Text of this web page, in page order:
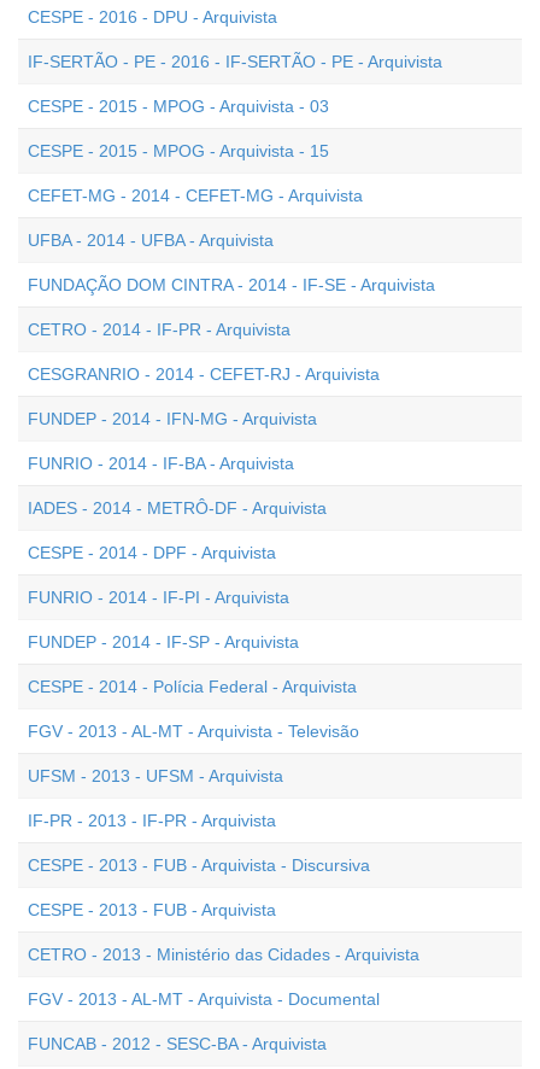
CESPE - 2016 - DPU - Arquivista
IF-SERTÃO - PE - 2016 - IF-SERTÃO - PE - Arquivista
CESPE - 2015 - MPOG - Arquivista - 03
CESPE - 2015 - MPOG - Arquivista - 15
CEFET-MG - 2014 - CEFET-MG - Arquivista
UFBA - 2014 - UFBA - Arquivista
FUNDAÇÃO DOM CINTRA - 2014 - IF-SE - Arquivista
CETRO - 2014 - IF-PR - Arquivista
CESGRANRIO - 2014 - CEFET-RJ - Arquivista
FUNDEP - 2014 - IFN-MG - Arquivista
FUNRIO - 2014 - IF-BA - Arquivista
IADES - 2014 - METRÔ-DF - Arquivista
CESPE - 2014 - DPF - Arquivista
FUNRIO - 2014 - IF-PI - Arquivista
FUNDEP - 2014 - IF-SP - Arquivista
CESPE - 2014 - Polícia Federal - Arquivista
FGV - 2013 - AL-MT - Arquivista - Televisão
UFSM - 2013 - UFSM - Arquivista
IF-PR - 2013 - IF-PR - Arquivista
CESPE - 2013 - FUB - Arquivista - Discursiva
CESPE - 2013 - FUB - Arquivista
CETRO - 2013 - Ministério das Cidades - Arquivista
FGV - 2013 - AL-MT - Arquivista - Documental
FUNCAB - 2012 - SESC-BA - Arquivista